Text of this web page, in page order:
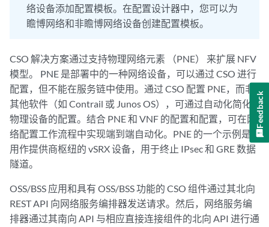
络设备添加配置模板。在配置设计器中，您可以为
瞻博网络和非瞻博网络设备创建配置模板。
CSO 解决方案通过支持物理网络元素 （PNE） 来扩展 NFV
模型。 PNE 是部署中的一种网络设备，可以通过 CSO 进行
配置，但不能在服务链中使用。通过 CSO 配置 PNE，而非
其他软件（如 Contrail 或 Junos OS），可通过自动化简化
物理设备的配置。结合 PNE 和 VNF 的配置和配置，可在网
络配置工作流程中实现端到端自动化。PNE 的一个示例是
用作提供商枢纽的 vSRX 设备，用于终止 IPsec 和 GRE 数据
隧道。
OSS/BSS 应用和具有 OSS/BSS 功能的 CSO 组件通过其北向
REST API 向网络服务编排器发送请求。然后，网络服务编
排器通过其南向 API 与相应直接连接组件的北向 API 进行通
Feedback